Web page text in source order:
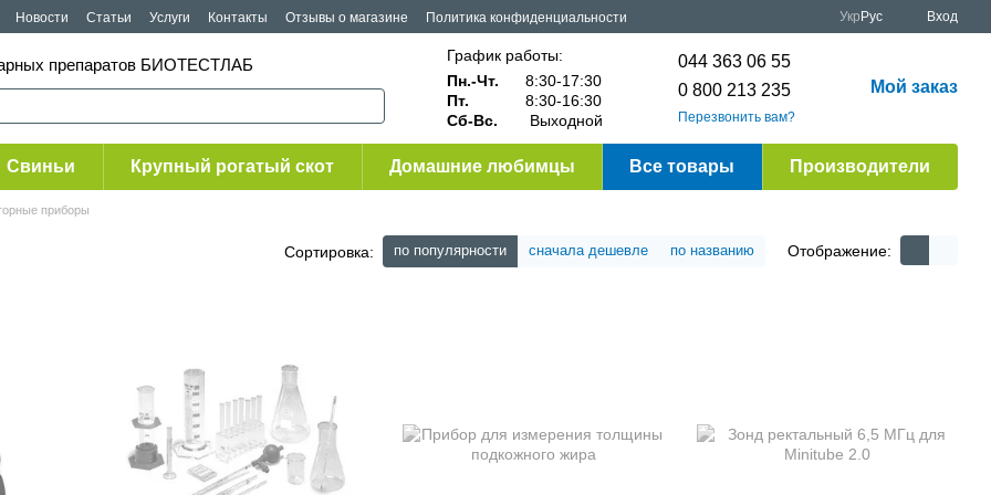
Новости Статьи Услуги Контакты Отзывы о магазине
Политика конфиденциальности
Укр Рус Вход
препаратов БИОТЕСТЛАБ
График работы:
Пн.-Чт.
8:30-17:30
Пт.
8:30-16:30
Сб-Вс.
Выходной
044 363 06 55
0 800 213 235
Перезвонить вам?
Мой заказ
Свиньи Крупный рогатый скот Домашние любимцы Все товары Производители
приборы
Сортировка: по популярности сначала дешевле по названию Отображение: